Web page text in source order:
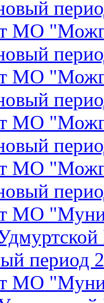
МО
МО
МО
МО
МО
период
МО